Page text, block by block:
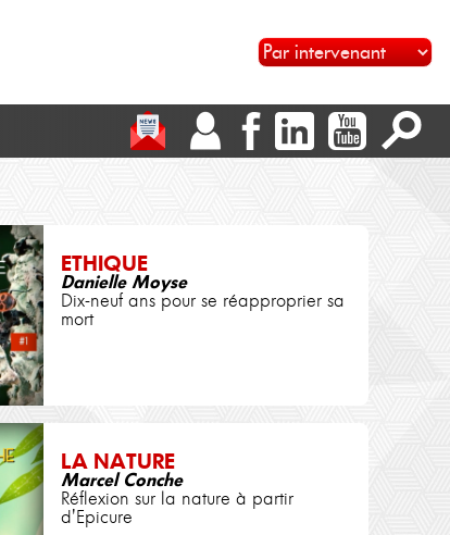
ETHIQUE
Danielle Moyse
Dix-neuf ans pour se réapproprier sa
mort
LA NATURE
Marcel Conche
Réflexion sur la nature à partir
d'Epicure